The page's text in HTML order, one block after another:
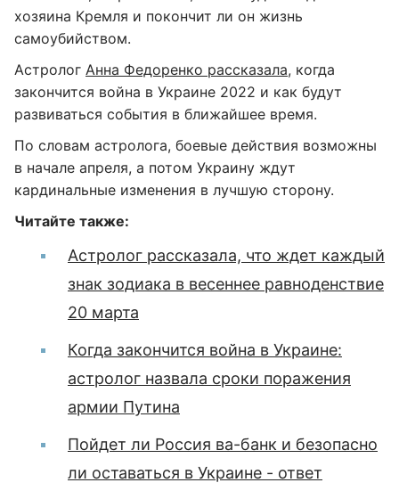
хозяина Кремля и покончит ли он жизнь
самоубийством.
Астролог Анна Федоренко рассказала, когда
закончится война в Украине 2022 и как будут
развиваться события в ближайшее время.
По словам астролога, боевые действия возможны
в начале апреля, а потом Украину ждут
кардинальные изменения в лучшую сторону.
Читайте также:
Астролог рассказала, что ждет каждый
знак зодиака в весеннее равноденствие
20 марта
Когда закончится война в Украине:
астролог назвала сроки поражения
армии Путина
Пойдет ли Россия ва-банк и безопасно
ли оставаться в Украине - ответ